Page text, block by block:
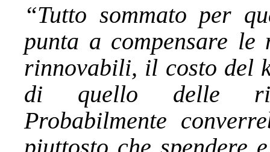
“Tutto sommato per
punta a compensare le
rinnovabili, il costo del
di quello delle
Probabilmente